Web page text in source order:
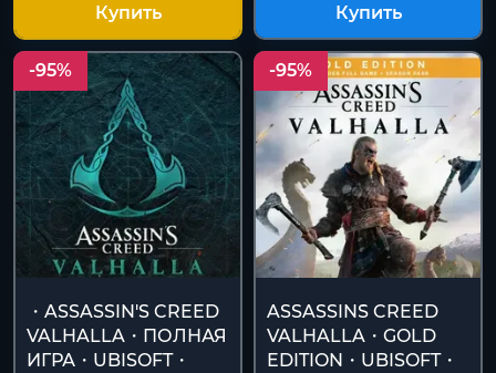
Купить Купить
-95%
・ASSASSIN'S CREED
VALHALLA・ПОЛНАЯ
ИГРА・UBISOFT・
-95%
ASSASSIN´S CREED
VALHALLA・GOLD
EDITION・UBISOFT・